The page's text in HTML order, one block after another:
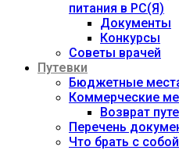
питания в РС(Я)
Документы
Конкурсы
Советы врачей
Путевки
Бюджетные
Коммерческие
Возврат
Перечень
Что брать с